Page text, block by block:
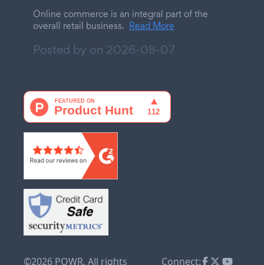
Online commerce is an integral part of the
overall retail business. Read More
Posted by on 2026-08-07
©2026 POWR. All rights Connect: